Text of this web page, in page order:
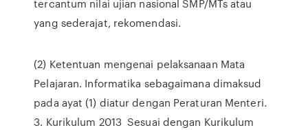
tercantum nilai ujian nasional SMP/MTs atau
yang sederajat, rekomendasi.
(2) Ketentuan mengenai pelaksanaan Mata
Pelajaran. Informatika sebagaimana dimaksud
pada ayat (1) diatur dengan Peraturan Menteri.
3. Kurikulum 2013 Sesuai dengan Kurikulum